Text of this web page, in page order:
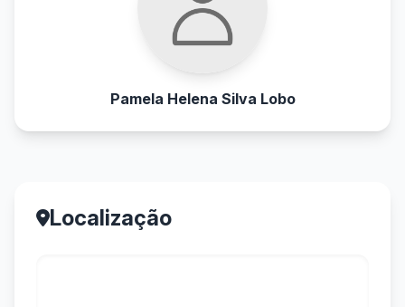
Pamela Helena Silva Lobo
Localização